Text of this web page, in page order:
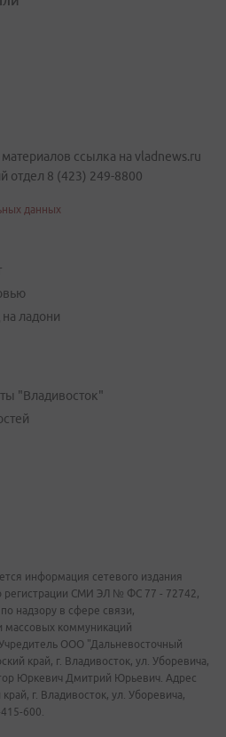
ссылка на vladnews.ru
отдел 8 (423) 249-8800
данных
на ладони
"Владивосток"
информация сетевого издания
регистрации СМИ ЭЛ № ФС 77 - 72742,
надзору в сфере связи,
массовых коммуникаций
ООО "Дальневосточный
край, г. Владивосток, ул. Уборевича,
Юркевич Дмитрий Юрьевич. Адрес
г. Владивосток, ул. Уборевича,
600.